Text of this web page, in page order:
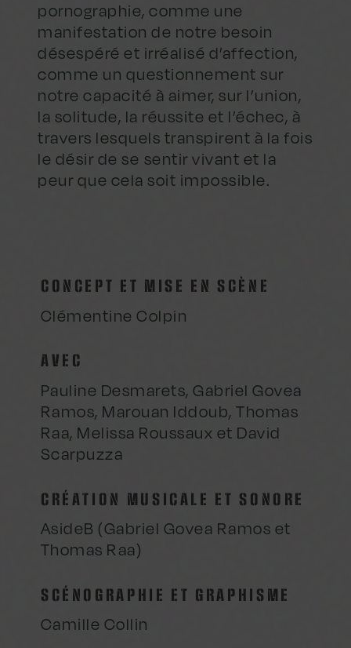
pornographie, comme une
manifestation de notre besoin
désespéré et irréalisé d’affection,
comme un questionnement sur
notre capacité à aimer, sur l’union,
la solitude, la réussite et l’échec, à
travers lesquels transpirent à la fois
le désir de se sentir vivant et la
peur que cela soit impossible.
CONCEPT ET MISE EN SCÈNE
Clémentine Colpin
AVEC
Pauline Desmarets, Gabriel Govea
Ramos, Marouan Iddoub, Thomas
Raa, Melissa Roussaux et David
Scarpuzza
CRÉATION MUSICALE ET SONORE
AsideB (Gabriel Govea Ramos et
Thomas Raa)
SCÉNOGRAPHIE ET GRAPHISME
Camille Collin